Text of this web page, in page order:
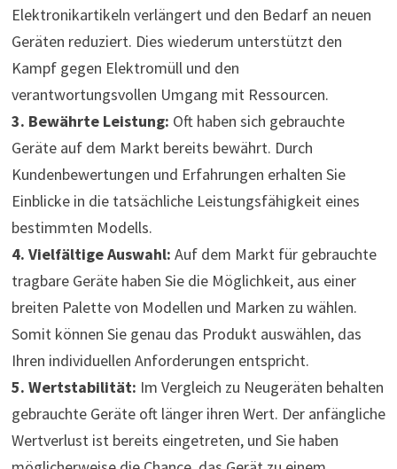
Elektronikartikeln verlängert und den Bedarf an neuen
Geräten reduziert. Dies wiederum unterstützt den
Kampf gegen Elektromüll und den
verantwortungsvollen Umgang mit Ressourcen.
3. Bewährte Leistung: Oft haben sich gebrauchte
Geräte auf dem Markt bereits bewährt. Durch
Kundenbewertungen und Erfahrungen erhalten Sie
Einblicke in die tatsächliche Leistungsfähigkeit eines
bestimmten Modells.
4. Vielfältige Auswahl: Auf dem Markt für gebrauchte
tragbare Geräte haben Sie die Möglichkeit, aus einer
breiten Palette von Modellen und Marken zu wählen.
Somit können Sie genau das Produkt auswählen, das
Ihren individuellen Anforderungen entspricht.
5. Wertstabilität: Im Vergleich zu Neugeräten behalten
gebrauchte Geräte oft länger ihren Wert. Der anfängliche
Wertverlust ist bereits eingetreten, und Sie haben